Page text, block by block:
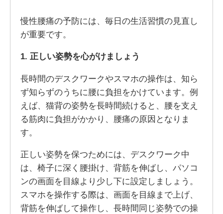
慢性腰痛の予防には、毎日の生活習慣の見直し
が重要です。
1. 正しい姿勢を心がけましょう
長時間のデスクワークやスマホの操作は、知ら
ず知らずのうちに腰に負担をかけています。例
えば、猫背の姿勢を長時間続けると、腰を支え
る筋肉に負担がかかり、腰痛の原因となりま
す。
正しい姿勢を保つためには、デスクワーク中
は、椅子に深く腰掛け、背筋を伸ばし、パソコ
ンの画面を目線より少し下に設定しましょう。
スマホを操作する際は、画面を目線まで上げ、
背筋を伸ばして操作し、長時間同じ姿勢での操